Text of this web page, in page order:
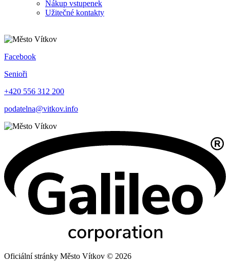
Nákup vstupenek
Užitečné kontakty
Facebook
Senioři
+420 556 312 200
podatelna@vitkov.info
Oficiální stránky Město Vítkov © 2026